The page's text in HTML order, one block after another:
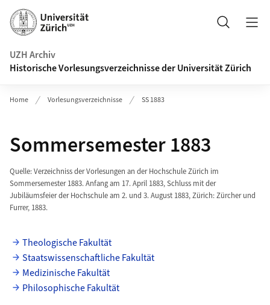
Navigation auf uzh.ch
Suche
UZH Archiv
Historische Vorlesungsverzeichnisse der Universität Zürich
Home Vorlesungsverzeichnisse SS 1883
Sommersemester 1883
Quelle: Verzeichniss der Vorlesungen an der Hochschule Zürich im
Sommersemester 1883. Anfang am 17. April 1883, Schluss mit der
Jubiläumsfeier der Hochschule am 2. und 3. August 1883, Zürich: Zürcher und
Furrer, 1883.
Theologische Fakultät
Staatswissenschaftliche Fakultät
Medizinische Fakultät
Philosophische Fakultät